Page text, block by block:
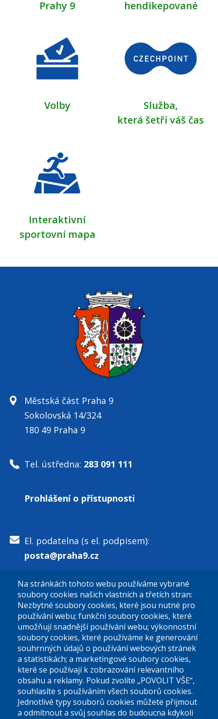
Prahy 9
hendikepované
Volby
Služba,
která šetří váš čas
Interaktivní
sportovní mapa
Městská část Praha 9
Sokolovská 14/324
180 49 Praha 9
Tel. ústředna: 283 091 111
Prohlášení o přístupnosti
El. podatelna (s el. podpisem):
posta@praha9.cz
El. podatelna (bez el. podpisu):
podatelna@praha9.cz
Úřední dny:
Po a St: 08.00-12.00; 13.00-18.00
Na stránkách tohoto webu používáme vybrané
soubory cookies našich vlastních a třetích stran:
Nezbytné soubory cookies, které jsou nutné pro
používání webu; funkční soubory cookies, které
umožňují snadnější používání webu; výkonnostní
soubory cookies, které používáme ke generování
souhrnných údajů o používání webových stránek
a statistikách; a marketingové soubory cookies,
které se používají k zobrazování relevantního
obsahu a reklamy. Pokud zvolíte „POVOLIT VŠE“,
souhlasíte s používáním všech souborů cookies.
Jednotlivé typy souborů cookies můžete přijmout
a odmítnout a svůj souhlas do budoucna kdykoli